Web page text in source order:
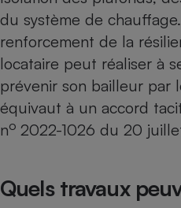
du système de
renforcement de la
locataire peut réaliser à
prévenir son bailleur par
équivaut à un accord
no 2022-1026 du 20
Quels travaux
Tous les comparateurs
Toutes les cartes